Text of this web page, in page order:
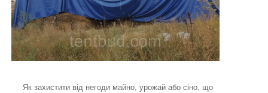
Як захистити від негоди майно, урожай або сіно, що